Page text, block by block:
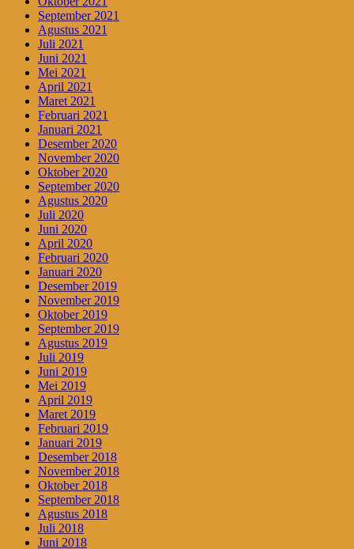
September 2021
Agustus 2021
Juli 2021
Juni 2021
Mei 2021
April 2021
Maret 2021
Februari 2021
Januari 2021
Desember 2020
November 2020
Oktober 2020
September 2020
Agustus 2020
Juli 2020
Juni 2020
April 2020
Februari 2020
Januari 2020
Desember 2019
November 2019
Oktober 2019
September 2019
Agustus 2019
Juli 2019
Juni 2019
Mei 2019
April 2019
Maret 2019
Februari 2019
Januari 2019
Desember 2018
November 2018
Oktober 2018
September 2018
Agustus 2018
Juli 2018
Juni 2018